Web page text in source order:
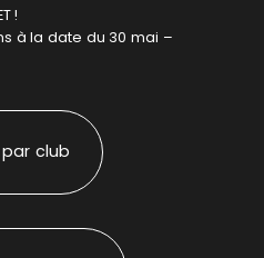
!
à la date du 30 mai –
par club